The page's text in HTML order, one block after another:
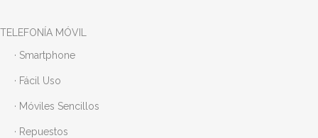
TELEFONÍA MÓVIL
· Smartphone
· Fácil Uso
· Móviles Sencillos
· Repuestos